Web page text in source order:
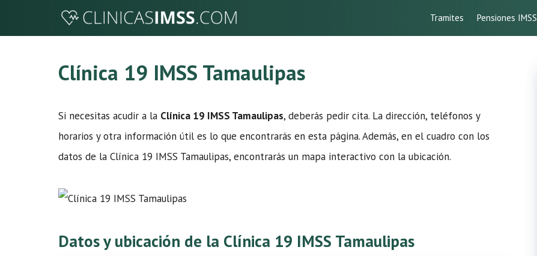
Tramites Pensiones IMSS
Clínica 19 IMSS Tamaulipas
Si necesitas acudir a la Clínica 19 IMSS Tamaulipas, deberás pedir cita. La dirección, teléfonos y
horarios y otra información útil es lo que encontrarás en esta página. Además, en el cuadro con los
datos de la Clínica 19 IMSS Tamaulipas, encontrarás un mapa interactivo con la ubicación.
Datos y ubicación de la Clínica 19 IMSS Tamaulipas